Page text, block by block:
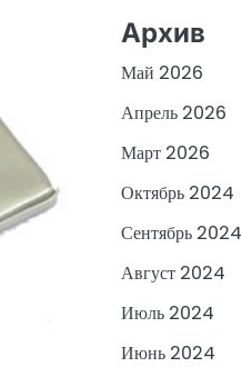
Архив
Май 2026
Апрель 2026
Март 2026
Октябрь 2024
Сентябрь 2024
Август 2024
Июль 2024
Июнь 2024